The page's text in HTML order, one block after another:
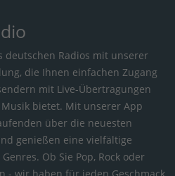
deutschen Radios mit unserer
die Ihnen einfachen Zugang
mit Live-Übertragungen
bietet. Mit unserer App
über die neuesten
genießen eine vielfältige
Ob Sie Pop, Rock oder